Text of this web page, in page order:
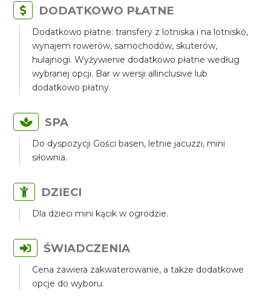
DODATKOWO PŁATNE
Dodatkowo płatne: transfery z lotniska i na lotnisko,
wynajem rowerów, samochodów, skuterów,
hulajnogi. Wyżywienie dodatkowo płatne według
wybranej opcji. Bar w wersji allinclusive lub
dodatkowo płatny.
SPA
Do dyspozycji Gości basen, letnie jacuzzi, mini
siłownia.
DZIECI
Dla dzieci mini kącik w ogrodzie.
ŚWIADCZENIA
Cena zawiera zakwaterowanie, a także dodatkowe
opcje do wyboru.